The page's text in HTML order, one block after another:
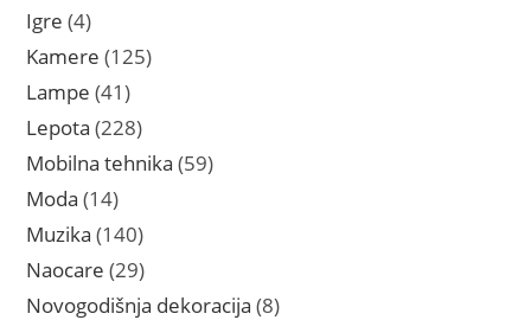
Igre 44
proizvoda
Kamere 125125
Lampe 4141
proizvod
Lepota 228228
proizvoda
Mobilna tehnika 5959
Moda 1414
proizvoda
Muzika 140140
proizvoda
Naocare 2929
proizvoda
Novogodišnja dekoracija 88